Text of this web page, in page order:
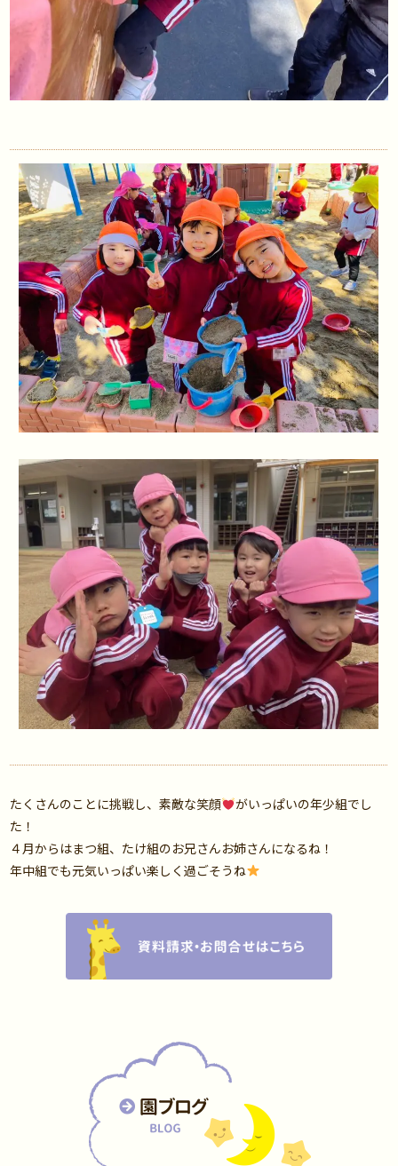
たくさんのことに挑戦し、素敵な笑顔
がいっぱいの年少組でし
た！
４月からはまつ組、たけ組のお兄さんお姉さんになるね！
年中組でも元気いっぱい楽しく過ごそうね